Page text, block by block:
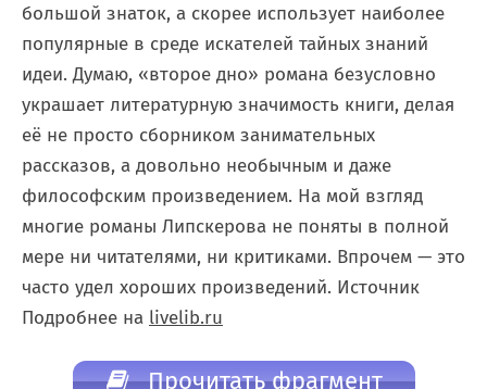
большой знаток, а скорее использует наиболее
популярные в среде искателей тайных знаний
идеи. Думаю, «второе дно» романа безусловно
украшает литературную значимость книги, делая
её не просто сборником занимательных
рассказов, а довольно необычным и даже
философским произведением. На мой взгляд
многие романы Липскерова не поняты в полной
мере ни читателями, ни критиками. Впрочем — это
часто удел хороших произведений. Источник
Подробнее на livelib.ru
Прочитать фрагмент